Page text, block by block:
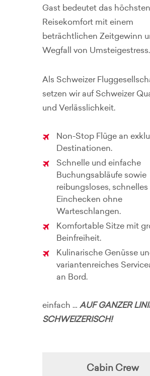
Gast bedeutet das höchsten
Reisekomfort mit einem
beträchtlichen Zeitgewinn
Wegfall von Umsteigestress.
Als Schweizer
setzen wir auf Schweizer
und Verlässlichkeit.
Non-Stop Flüge an
Destinationen.
Schnelle und einfache
Buchungsabläufe sowie
reibungsloses, schnelles
Einchecken ohne
Warteschlangen.
Komfortable Sitze mit
Beinfreiheit.
Kulinarische Genüsse
variantenreiches
an Bord.
einfach … AUF GANZER
SCHWEIZERISCH!
Cabin Crew